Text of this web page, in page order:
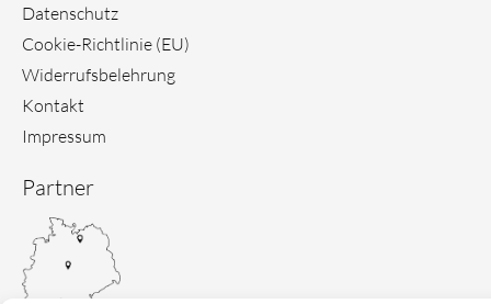
Datenschutz
Cookie-Richtlinie (EU)
Widerrufsbelehrung
Kontakt
Impressum
Partner